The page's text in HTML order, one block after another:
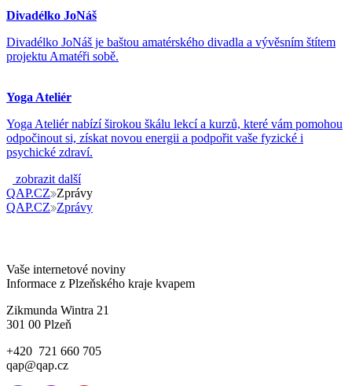
Divadélko JoNáš
Divadélko JoNáš je baštou amatérského divadla a vývěsním štítem
projektu Amatéři sobě.
Yoga Ateliér
Yoga Ateliér nabízí širokou škálu lekcí a kurzů, které vám pomohou
odpočinout si, získat novou energii a podpořit vaše fyzické i
psychické zdraví.
zobrazit další
QAP.CZ Zprávy
QAP.CZ Zprávy
Vaše internetové noviny
Informace z Plzeňského kraje kvapem
Zikmunda Wintra 21
301 00 Plzeň
+420 721 660 705
qap@qap.cz